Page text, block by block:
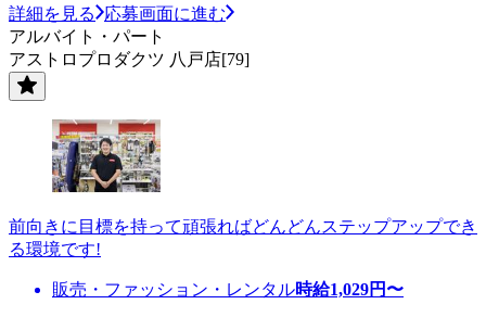
詳細を見る
応募画面に進む
アルバイト・パート
アストロプロダクツ 八戸店[79]
前向きに目標を持って頑張ればどんどんステップアップでき
る環境です!
販売・ファッション・レンタル時給1,029円〜